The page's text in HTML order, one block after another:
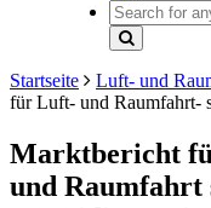
Startseite Luft- und
für Luft- und Raumfahrt-
Marktbericht
und Raumfahrt